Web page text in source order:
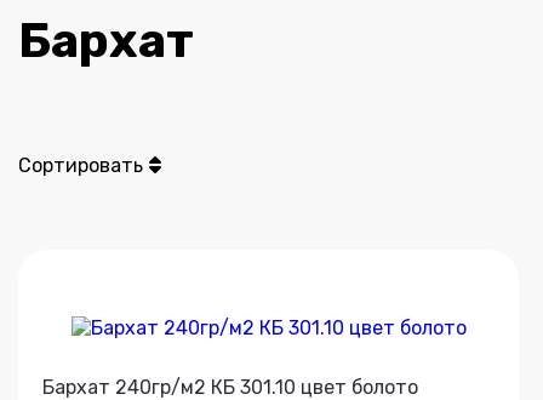
Бархат
Сортировать
Бархат 240гр/м2 КБ 301.10 цвет болото